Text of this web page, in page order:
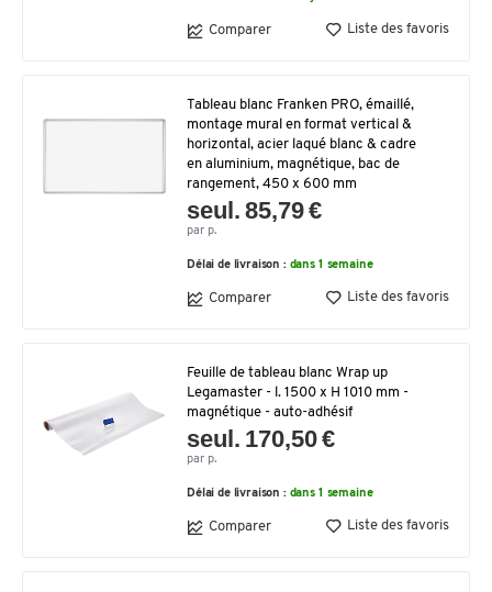
Comparer Liste des favoris
Tableau blanc Franken PRO, émaillé,
montage mural en format vertical &
horizontal, acier laqué blanc & cadre
en aluminium, magnétique, bac de
rangement, 450 x 600 mm
seul. 85,79 €
par p.
Délai de livraison : dans 1 semaine
Comparer Liste des favoris
Feuille de tableau blanc Wrap up
Legamaster - l. 1500 x H 1010 mm -
magnétique - auto-adhésif
seul. 170,50 €
par p.
Délai de livraison : dans 1 semaine
Comparer Liste des favoris